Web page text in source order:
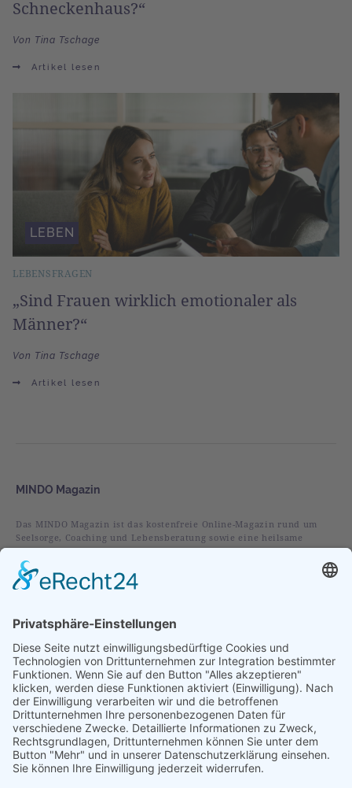
Schneckenhaus?“
Von Tina Tschage
Artikel lesen
LEBENSFRAGEN
„Sind Frauen wirklich emotionaler als
Männer?“
Von Tina Tschage
Artikel lesen
LEBEN
MINDO Magazin
Das MINDO Magazin ist das kostenfreie Online-Magazin rund um
Seelsorge, Coaching und Lebensberatung sowie eine heilsame
christliche Spiritualität.
Rubriken
Alles
Liebe
Glaube
Verstehen
Vorgestellt
Im Fokus
Folge uns auf: